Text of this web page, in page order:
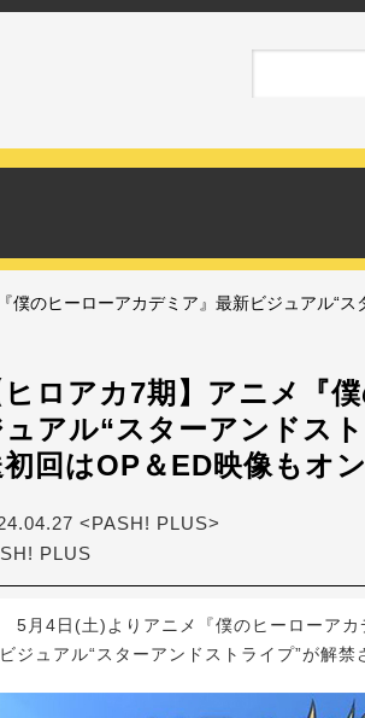
僕のヒーローアカデミア』最新ビジュアル“
ヒロアカ7期】アニメ『
ュアル“スターアンドス
回はOP＆ED映像もオ
<PASH! PLUS>
PLUS
5月4日(土)よりアニメ『僕のヒーローアカ
ビジュアル“スターアンドストライプ”が解禁